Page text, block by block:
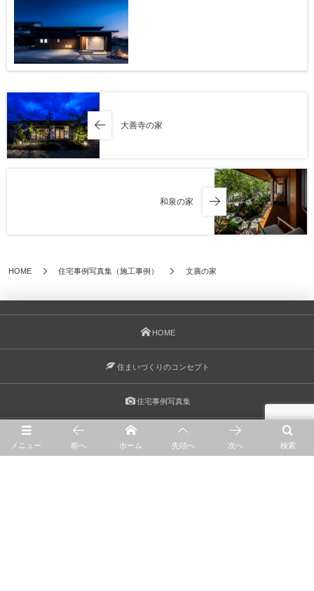
大善寺の家
和泉の家
HOME 住宅事例写真集（施工事例） 文廣の家
HOME
住まいづくりのコンセプト
住宅事例写真集
リノベーション
メニュー 検索
前へ ホーム 先頭へ 次へ